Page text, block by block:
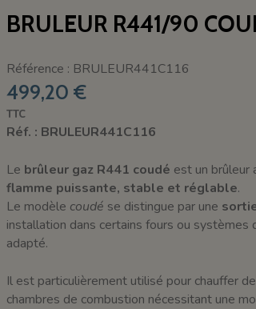
BRULEUR R441/90
Référence : BRULEUR441C116
499,20 €
TTC
Réf. : BRULEUR441C116
Le brûleur gaz R441 coudé est un brûleur
flamme puissante, stable et réglable.
Le modèle coudé se distingue par une
installation dans certains fours ou systèmes
adapté.
Il est particulièrement utilisé pour chauffer
chambres de combustion nécessitant une